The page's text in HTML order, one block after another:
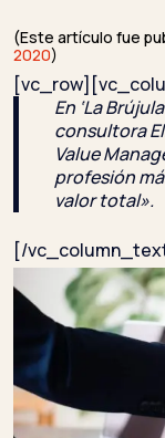
(Este artículo fue
2020)
En ‘La
consultora
Value
profesión
valor total».
[/